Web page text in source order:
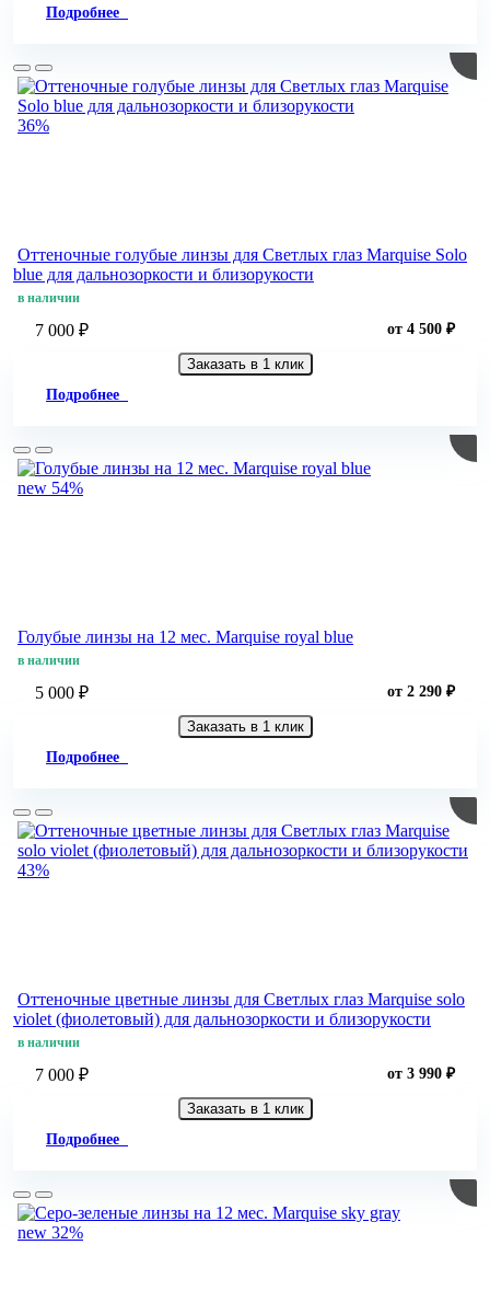
Подробнее
36%
Оттеночные голубые линзы для Светлых глаз Marquise Solo
blue для дальнозоркости и близорукости
в наличии
7 000 ₽ от 4 500 ₽
Заказать в 1 клик
Подробнее
new 54%
Голубые линзы на 12 мес. Marquise royal blue
в наличии
5 000 ₽ от 2 290 ₽
Заказать в 1 клик
Подробнее
43%
Оттеночные цветные линзы для Светлых глаз Marquise solo
violet (фиолетовый) для дальнозоркости и близорукости
в наличии
7 000 ₽ от 3 990 ₽
Заказать в 1 клик
Подробнее
new 32%